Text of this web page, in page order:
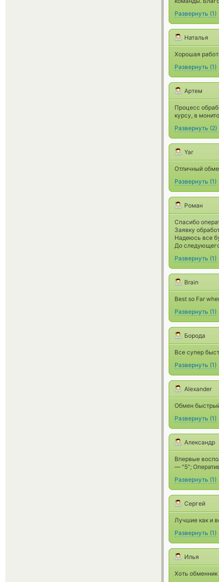
Развернуть (1)
Наталья
Хорошая
Развернуть (1)
Артем
Процесс
курсу, в
Развернуть (2)
Yar
Отличный
Развернуть (1)
Роман
Спасибо
Заявку
Надеюсь все
До
Развернуть (1)
Brain
Best so Far
Развернуть (1)
Борода
Все супер
Развернуть (1)
Alexander
Обмен
Развернуть (1)
Александр
Впервые
— "5";
Развернуть (1)
Сергей
Лучшие как и
Развернуть (1)
Илья
Хоть